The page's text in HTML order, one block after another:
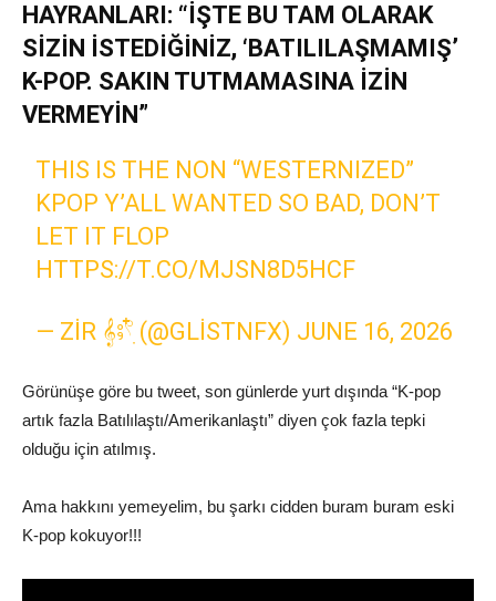
HAYRANLARI: “İŞTE BU TAM OLARAK
SİZİN İSTEDİĞİNİZ, ‘BATILILAŞMAMIŞ’
K-POP. SAKIN TUTMAMASINA İZİN
VERMEYİN”
THIS IS THE NON “WESTERNIZED”
KPOP Y’ALL WANTED SO BAD, DON’T
LET IT FLOP
HTTPS://T.CO/MJSN8D5HCF
— ZIR 𝄞⨾𓍢ִ໋ (@GLISTNFX) JUNE 16, 2026
Görünüşe göre bu tweet, son günlerde yurt dışında “K-pop
artık fazla Batılılaştı/Amerikanlaştı” diyen çok fazla tepki
olduğu için atılmış.
Ama hakkını yemeyelim, bu şarkı cidden buram buram eski
K-pop kokuyor!!!